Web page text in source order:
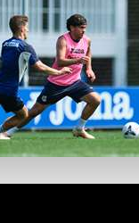
Allow all
Allow selection
Deny